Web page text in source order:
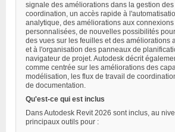
signale des améliorations dans la gestion
coordination, un accès rapide à
analytique, des améliorations aux
personnalisées, de nouvelles possibilités
des vues sur les feuilles et des améliorations
et à l'organisation des panneaux de
navigateur de projet. Autodesk décrit
comme centrée sur les améliorations des
modélisation, les flux de travail de
de documentation.
Qu'est-ce qui est inclus
Dans Autodesk Revit 2026 sont inclus, au
principaux outils pour :